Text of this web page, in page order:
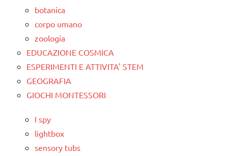
botanica
corpo umano
zoologia
EDUCAZIONE COSMICA
ESPERIMENTI E ATTIVITA' STEM
GEOGRAFIA
GIOCHI MONTESSORI
I spy
lightbox
sensory tubs